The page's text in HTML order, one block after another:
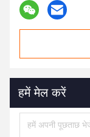
हमें मेल करें